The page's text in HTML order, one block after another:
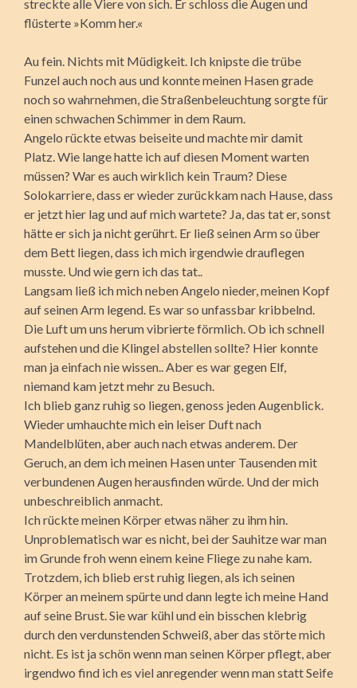
streckte alle Viere von sich. Er schloss die Augen und
flüsterte »Komm her.«
Au fein. Nichts mit Müdigkeit. Ich knipste die trübe
Funzel auch noch aus und konnte meinen Hasen grade
noch so wahrnehmen, die Straßenbeleuchtung sorgte für
einen schwachen Schimmer in dem Raum.
Angelo rückte etwas beiseite und machte mir damit
Platz. Wie lange hatte ich auf diesen Moment warten
müssen? War es auch wirklich kein Traum? Diese
Solokarriere, dass er wieder zurückkam nach Hause, dass
er jetzt hier lag und auf mich wartete? Ja, das tat er, sonst
hätte er sich ja nicht gerührt. Er ließ seinen Arm so über
dem Bett liegen, dass ich mich irgendwie drauflegen
musste. Und wie gern ich das tat..
Langsam ließ ich mich neben Angelo nieder, meinen Kopf
auf seinen Arm legend. Es war so unfassbar kribbelnd.
Die Luft um uns herum vibrierte förmlich. Ob ich schnell
aufstehen und die Klingel abstellen sollte? Hier konnte
man ja einfach nie wissen.. Aber es war gegen Elf,
niemand kam jetzt mehr zu Besuch.
Ich blieb ganz ruhig so liegen, genoss jeden Augenblick.
Wieder umhauchte mich ein leiser Duft nach
Mandelblüten, aber auch nach etwas anderem. Der
Geruch, an dem ich meinen Hasen unter Tausenden mit
verbundenen Augen herausfinden würde. Und der mich
unbeschreiblich anmacht.
Ich rückte meinen Körper etwas näher zu ihm hin.
Unproblematisch war es nicht, bei der Sauhitze war man
im Grunde froh wenn einem keine Fliege zu nahe kam.
Trotzdem, ich blieb erst ruhig liegen, als ich seinen
Körper an meinem spürte und dann legte ich meine Hand
auf seine Brust. Sie war kühl und ein bisschen klebrig
durch den verdunstenden Schweiß, aber das störte mich
nicht. Es ist ja schön wenn man seinen Körper pflegt, aber
irgendwo find ich es viel anregender wenn man statt Seife